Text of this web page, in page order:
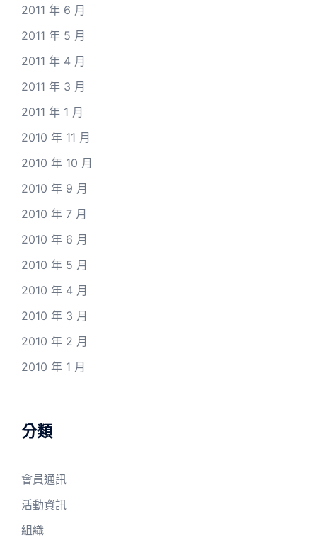
2011 年 6 月
2011 年 5 月
2011 年 4 月
2011 年 3 月
2011 年 1 月
2010 年 11 月
2010 年 10 月
2010 年 9 月
2010 年 7 月
2010 年 6 月
2010 年 5 月
2010 年 4 月
2010 年 3 月
2010 年 2 月
2010 年 1 月
分類
會員通訊
活動資訊
組織